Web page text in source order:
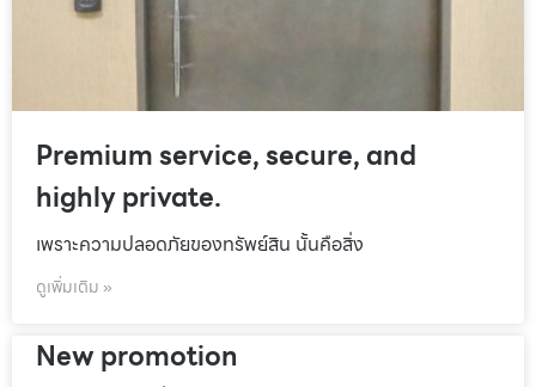
Premium service, secure, and
highly private.
เพราะความปลอดภัยของทรัพย์สิน นั้นคือสิ่ง
ดูเพิ่มเติม »
New promotion